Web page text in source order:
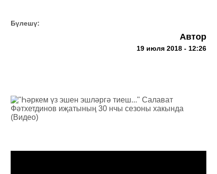
Бүлешү:
Автор
19 июля 2018 - 12:26